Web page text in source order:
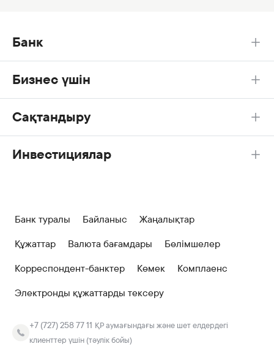
Банк
Бизнес үшін
Сақтандыру
Инвестициялар
Банк туралы Байланыс
Жаңалықтар
Құжаттар
Валюта бағамдары
Бөлімшелер
Корреспондент-банктер
Көмек
Комплаенс
Электронды құжаттарды тексеру
+7 (727) 258 77 11 ҚР аумағындағы және шет елдердегі
клиенттер үшін (тәулік бойы)